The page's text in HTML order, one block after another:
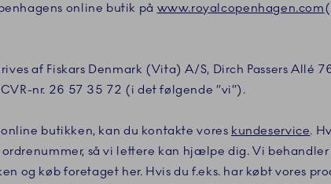
online butik på www.royalcopenhagen.com
af Fiskars Denmark (Vita) A/S, Dirch Passers Allé
nr. 26 57 35 72 (i det følgende ”vi”).
butikken, kan du kontakte vores kundeservice.
så vi lettere kan hjælpe dig. Vi
og køb foretaget her. Hvis du f.eks. har købt vores